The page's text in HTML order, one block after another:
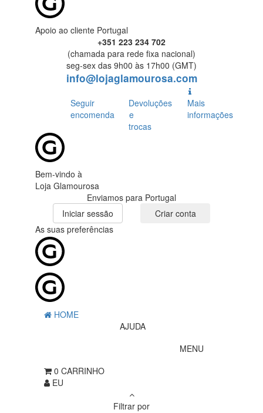
Apoio ao cliente Portugal
+351 223 234 702
(chamada para rede fixa nacional)
seg-sex das 9h00 às 17h00 (GMT)
info@lojaglamourosa.com
Seguir
encomenda
Devoluções
e
trocas
Mais
informações
Bem-vindo à
Loja Glamourosa
Enviamos para Portugal
Iniciar sessão
Criar conta
As suas preferências
HOME
AJUDA
MENU
0 CARRINHO
EU
Filtrar por